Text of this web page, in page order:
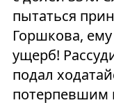
пытаться
Горшкова,
ущерб!
подал
потерпевшим